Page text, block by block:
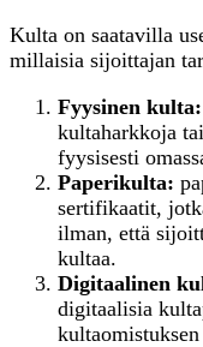
Kulta on saatavilla
millaisia sijoittajan
Fyysinen kulta:
kultaharkkoja
fyysisesti
Paperikulta:
sertifikaatit,
ilman, että
kultaa.
Digitaalinen
digitaalisia